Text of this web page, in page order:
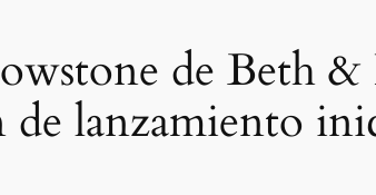
de Beth &
de lanzamiento